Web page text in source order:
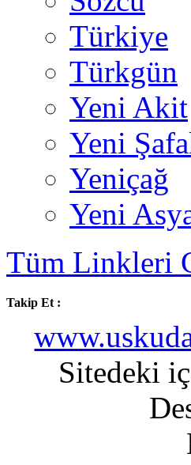
Türkiye
Türkgün
Yeni Akit
Yeni
Yeniçağ
Yeni
Tüm Linkleri
Takip Et :
Sitedeki